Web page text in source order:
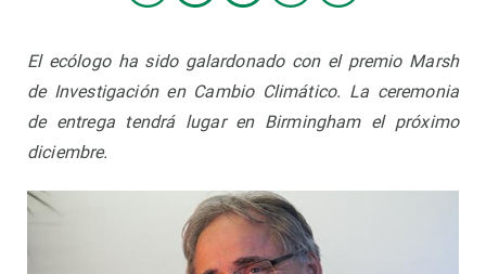
El ecólogo ha sido galardonado con el premio Marsh
de Investigación en Cambio Climático. La ceremonia
de entrega tendrá lugar en Birmingham el próximo
diciembre.